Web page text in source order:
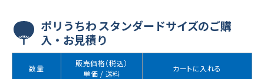
ポリうちわ スタンダードサイズのご購
入・お見積り
数量
販売価格（税込）
単価 / 送料
カートに入れる